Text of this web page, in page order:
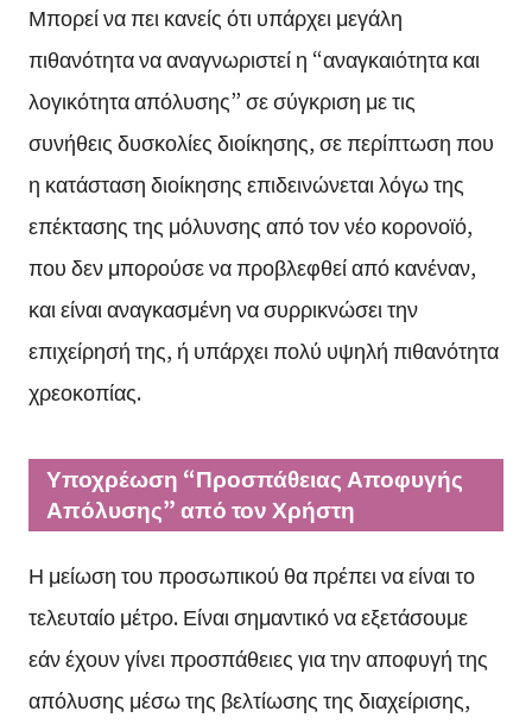
Μπορεί να πει κανείς ότι υπάρχει μεγάλη
πιθανότητα να αναγνωριστεί η “αναγκαιότητα και
λογικότητα απόλυσης” σε σύγκριση με τις
συνήθεις δυσκολίες διοίκησης, σε περίπτωση που
η κατάσταση διοίκησης επιδεινώνεται λόγω της
επέκτασης της μόλυνσης από τον νέο κορονοϊό,
που δεν μπορούσε να προβλεφθεί από κανέναν,
και είναι αναγκασμένη να συρρικνώσει την
επιχείρησή της, ή υπάρχει πολύ υψηλή πιθανότητα
χρεοκοπίας.
Υποχρέωση “Προσπάθειας Αποφυγής
Απόλυσης” από τον Χρήστη
Η μείωση του προσωπικού θα πρέπει να είναι το
τελευταίο μέτρο. Είναι σημαντικό να εξετάσουμε
εάν έχουν γίνει προσπάθειες για την αποφυγή της
απόλυσης μέσω της βελτίωσης της διαχείρισης,